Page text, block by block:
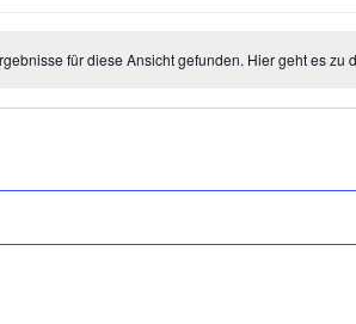
für diese Ansicht gefunden. Hier geht es zu